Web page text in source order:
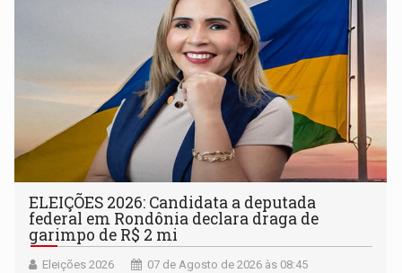
ELEIÇÕES 2026: Candidata a deputada
federal em Rondônia declara draga de
garimpo de R$ 2 mi
Eleições 2026 07 de Agosto de 2026 às 08:45